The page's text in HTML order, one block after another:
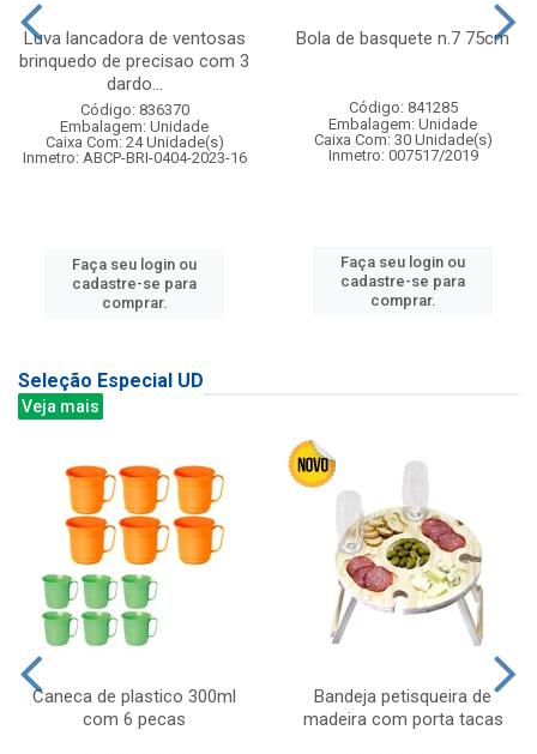
Luva lancadora de ventosas
brinquedo de precisao com 3
dardo...
Código: 836370
Embalagem: Unidade
Caixa Com: 24 Unidade(s)
Inmetro: ABCP-BRI-0404-2023-16
Faça seu login ou
cadastre-se para
comprar.
Bola de basquete n.7 75cm
Código: 841285
Embalagem: Unidade
Caixa Com: 30 Unidade(s)
Inmetro: 007517/2019
Faça seu login ou
cadastre-se para
comprar.
Seleção Especial UD
Veja mais
Caneca de plastico 300ml
com 6 pecas
Bandeja petisqueira de
madeira com porta tacas